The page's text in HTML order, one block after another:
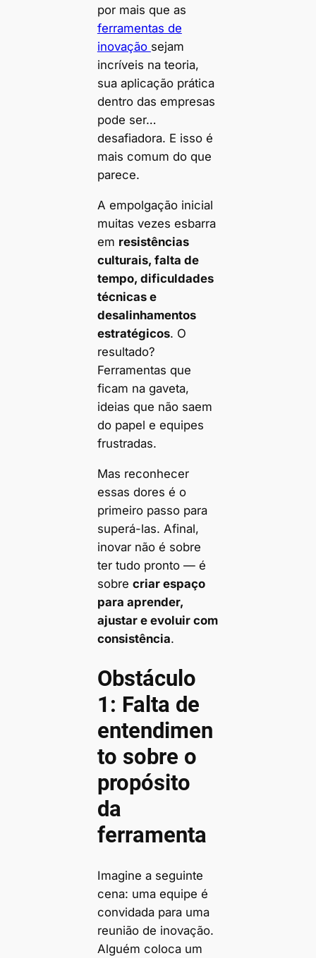
por mais que as
ferramentas de
inovação sejam
incríveis na teoria,
sua aplicação prática
dentro das empresas
pode ser…
desafiadora. E isso é
mais comum do que
parece.
A empolgação inicial
muitas vezes esbarra
em resistências
culturais, falta de
tempo, dificuldades
técnicas e
desalinhamentos
estratégicos. O
resultado?
Ferramentas que
ficam na gaveta,
ideias que não saem
do papel e equipes
frustradas.
Mas reconhecer
essas dores é o
primeiro passo para
superá-las. Afinal,
inovar não é sobre
ter tudo pronto — é
sobre criar espaço
para aprender,
ajustar e evoluir com
consistência.
Obstáculo
1: Falta de
entendimen
to sobre o
propósito
da
ferramenta
Imagine a seguinte
cena: uma equipe é
convidada para uma
reunião de inovação.
Alguém coloca um